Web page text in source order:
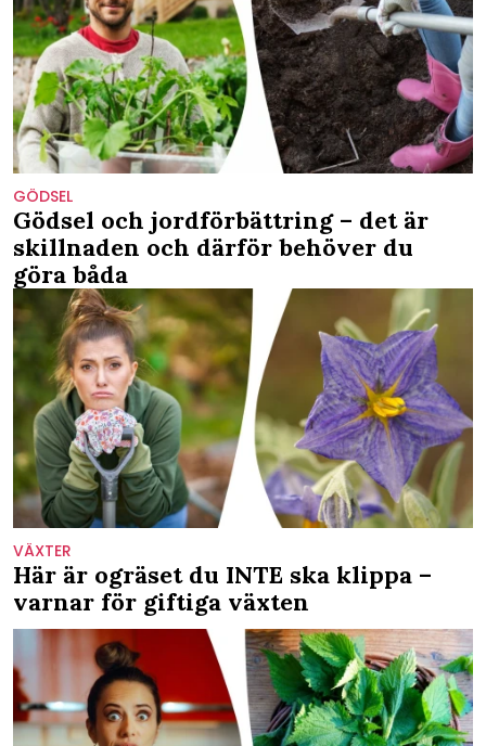
GÖDSEL
Gödsel och jordförbättring – det är
skillnaden och därför behöver du
göra båda
VÄXTER
Här är ogräset du INTE ska klippa –
varnar för giftiga växten